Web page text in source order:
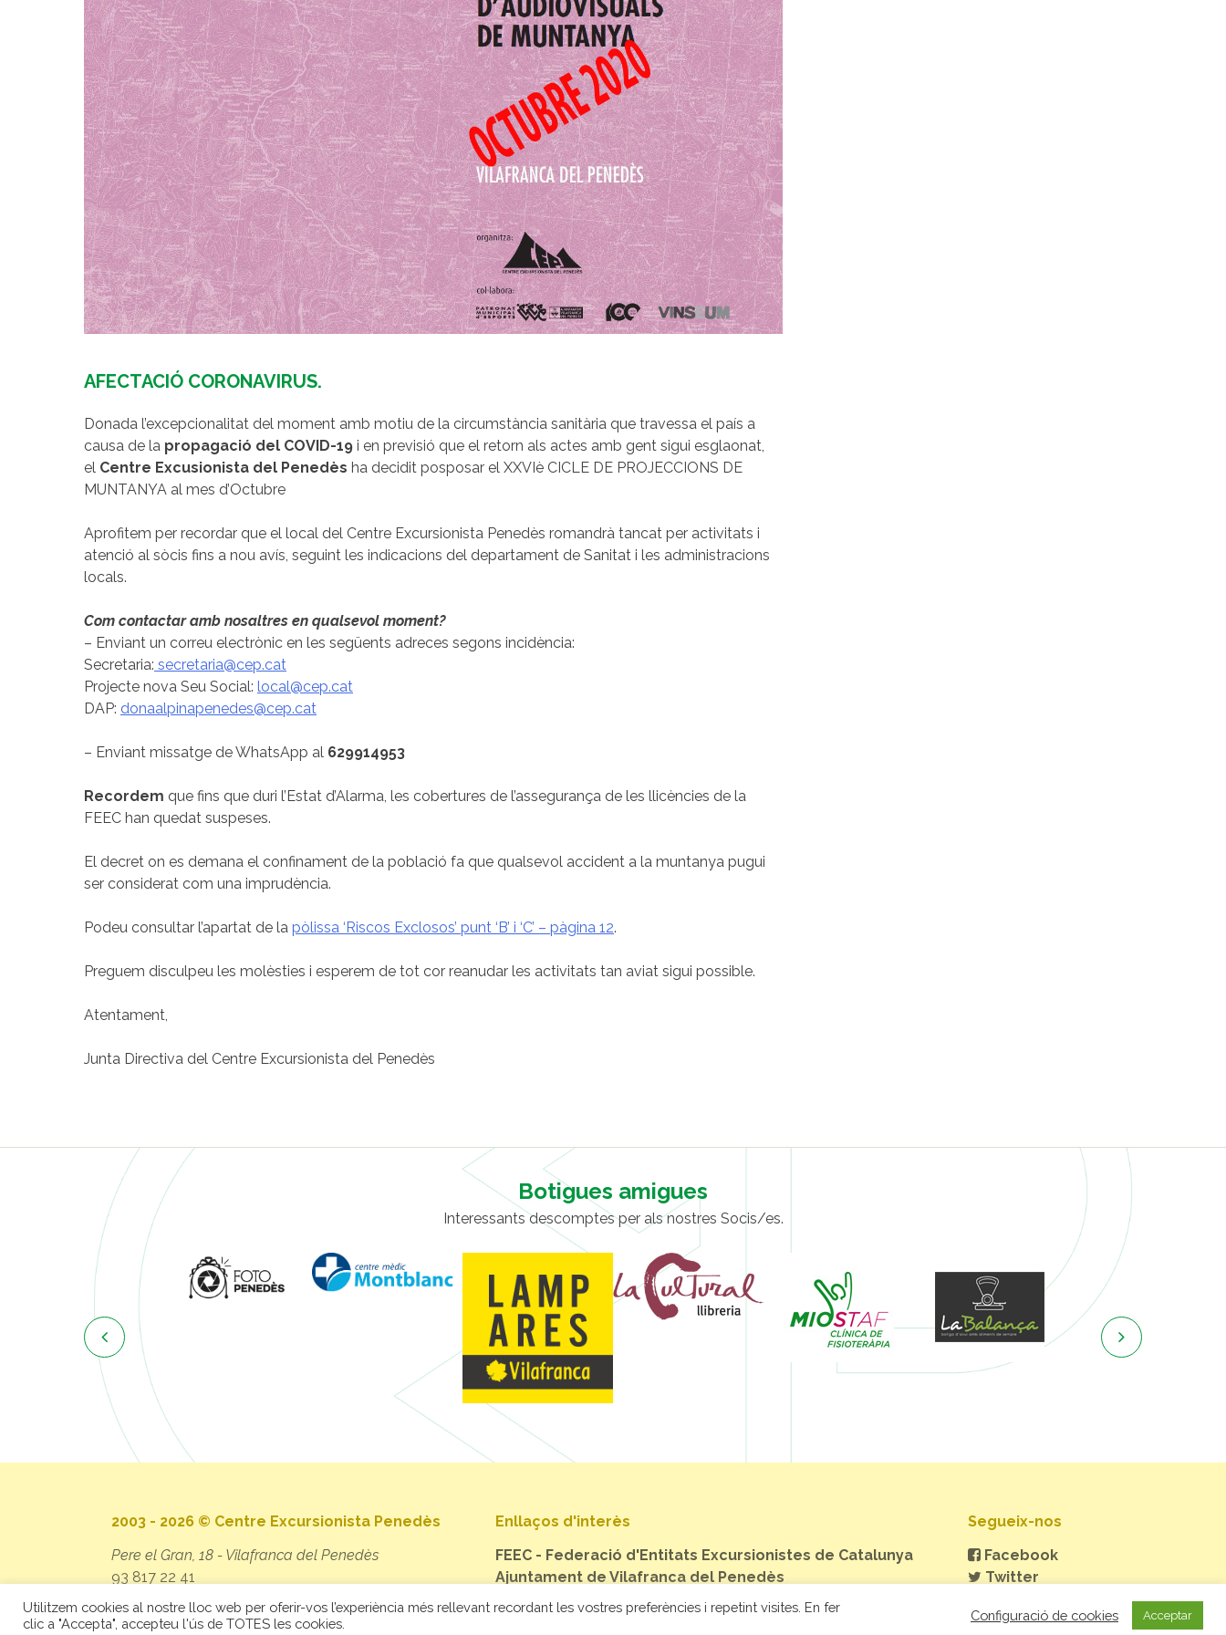
AFECTACIÓ CORONAVIRUS.
Donada l’excepcionalitat del moment amb motiu de la circumstància sanitària que travessa el país a
causa de la propagació del COVID-19 i en previsió que el retorn als actes amb gent sigui esglaonat,
el Centre Excusionista del Penedès ha decidit posposar el XXVIè CICLE DE PROJECCIONS DE
MUNTANYA al mes d’Octubre
Aprofitem per recordar que el local del Centre Excursionista Penedès romandrà tancat per activitats i
atenció al sòcis fins a nou avís, seguint les indicacions del departament de Sanitat i les administracions
locals.
Com contactar amb nosaltres en qualsevol moment?
– Enviant un correu electrònic en les següents adreces segons incidència:
Secretaria: secretaria@cep.cat
Projecte nova Seu Social: local@cep.cat
DAP: donaalpinapenedes@cep.cat
– Enviant missatge de WhatsApp al 629914953
Recordem que fins que duri l’Estat d’Alarma, les cobertures de l’assegurança de les llicències de la
FEEC han quedat suspeses.
El decret on es demana el confinament de la població fa que qualsevol accident a la muntanya pugui
ser considerat com una imprudència.
Podeu consultar l’apartat de la pòlissa ‘Riscos Exclosos’ punt ‘B’ i ‘C’ – pàgina 12.
Preguem disculpeu les molèsties i esperem de tot cor reanudar les activitats tan aviat sigui possible.
Atentament,
Junta Directiva del Centre Excursionista del Penedès
Botigues amigues
Interessants descomptes per als nostres Socis/es.
 
2003 - 2026 © Centre Excursionista Penedès
Pere el Gran, 18 - Vilafranca del Penedès
93 817 22 41
secretaria@cep.cat
Enllaços d'interès
FEEC - Federació d'Entitats Excursionistes de Catalunya
Ajuntament de Vilafranca del Penedès
Segueix-nos
Facebook
Twitter
Utilitzem cookies al nostre lloc web per oferir-vos l’experiència més rellevant recordant les vostres preferències i repetint visites. En fer
clic a "Accepta", accepteu l'ús de TOTES les cookies.
Configuració de cookies Acceptar